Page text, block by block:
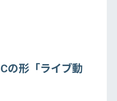
の形「ライブ動